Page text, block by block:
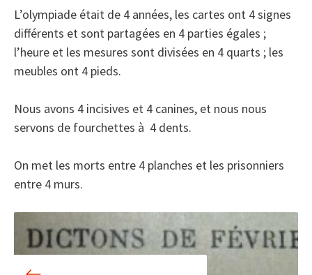
L’olympiade était de 4 années, les cartes ont 4 signes
différents et sont partagées en 4 parties égales ;
l’heure et les mesures sont divisées en 4 quarts ; les
meubles ont 4 pieds.
Nous avons 4 incisives et 4 canines, et nous nous
servons de fourchettes à 4 dents.
On met les morts entre 4 planches et les prisonniers
entre 4 murs.